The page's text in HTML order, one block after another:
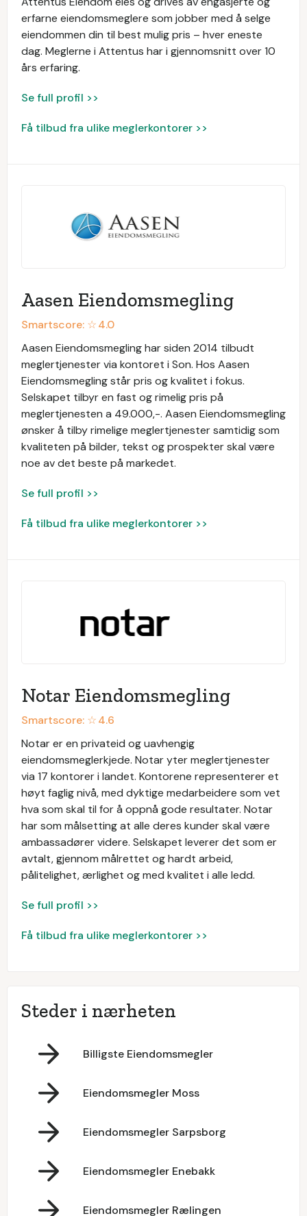
erfarne eiendomsmeglere som jobber med å selge
eiendommen din til best mulig pris – hver eneste
dag. Meglerne i Attentus har i gjennomsnitt over 10
års erfaring.
Se full profil >>
Få tilbud fra ulike meglerkontorer >>
Aasen Eiendomsmegling
Smartscore: ☆4.0
Aasen Eiendomsmegling har siden 2014 tilbudt
meglertjenester via kontoret i Son. Hos Aasen
Eiendomsmegling står pris og kvalitet i fokus.
Selskapet tilbyr en fast og rimelig pris på
meglertjenesten a 49.000,-. Aasen Eiendomsmegling
ønsker å tilby rimelige meglertjenester samtidig som
kvaliteten på bilder, tekst og prospekter skal være
noe av det beste på markedet.
Se full profil >>
Få tilbud fra ulike meglerkontorer >>
Notar Eiendomsmegling
Smartscore: ☆4.6
Notar er en privateid og uavhengig
eiendomsmeglerkjede. Notar yter meglertjenester
via 17 kontorer i landet. Kontorene representerer et
høyt faglig nivå, med dyktige medarbeidere som vet
hva som skal til for å oppnå gode resultater. Notar
har som målsetting at alle deres kunder skal være
ambassadører videre. Selskapet leverer det som er
avtalt, gjennom målrettet og hardt arbeid,
pålitelighet, ærlighet og med kvalitet i alle ledd.
Se full profil >>
Få tilbud fra ulike meglerkontorer >>
Steder i nærheten
Billigste Eiendomsmegler
Eiendomsmegler Moss
Eiendomsmegler Sarpsborg
Eiendomsmegler Enebakk
Eiendomsmegler Rælingen